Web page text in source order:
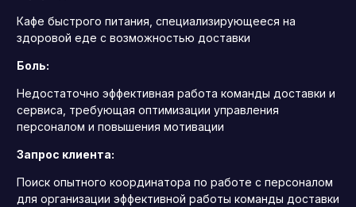
Кафе быстрого питания, специализирующееся на
здоровой еде с возможностью доставки
Боль:
Недостаточно эффективная работа команды доставки и
сервиса, требующая оптимизации управления
персоналом и повышения мотивации
Запрос клиента:
Поиск опытного координатора по работе с персоналом
для организации эффективной работы команды доставки